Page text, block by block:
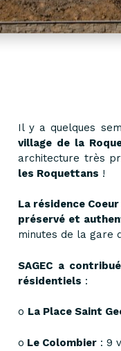
Il y a quelques
village de la
architecture très
les Roquettans !
La résidence
préservé et
minutes de la gare
SAGEC a
résidentiels :
o La Place Saint
o Le Colombier : 9